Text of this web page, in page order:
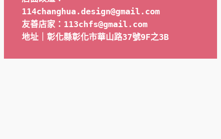
114changhua.design@gmail.com
友善店家：113chfs@gmail.com
地址｜彰化縣彰化市華山路37號9F之3B